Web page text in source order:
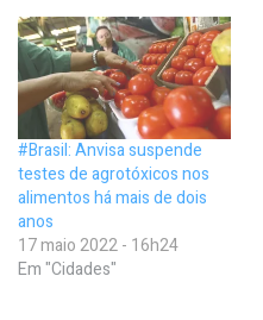
#Brasil: Anvisa suspende
testes de agrotóxicos nos
alimentos há mais de dois
anos
17 maio 2022 - 16h24
Em "Cidades"